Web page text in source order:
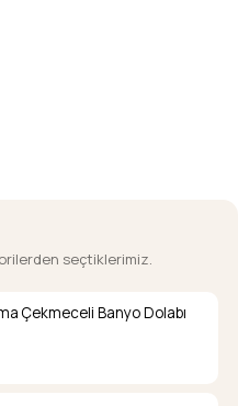
seçtiklerimiz.
Çekmeceli Banyo Dolabı